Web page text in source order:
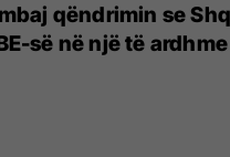
qëndrimin se
së në një të